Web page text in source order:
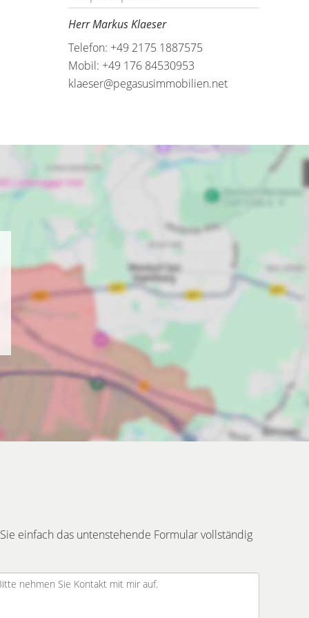
Herr Markus Klaeser
Telefon: +49 2175 1887575
Mobil: +49 176 84530953
klaeser@pegasusimmobilien.net
einfach das untenstehende Formular vollständig